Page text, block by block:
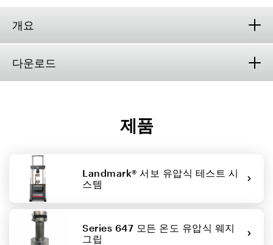
개요
다운로드
제품
Landmark® 서보 유압식 테스트 시
스템
Series 647 모든 온도 유압식 웨지
그립